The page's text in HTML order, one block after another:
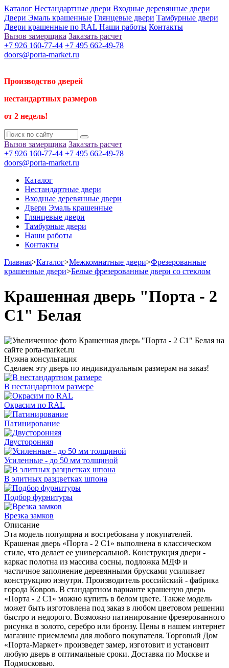
Каталог Нестандартные двери Входные деревянные двери
Двери Эмаль крашенные Глянцевые двери Тамбурные двери
Двери крашенные по RAL Наши работы Контакты
Вызов замерщика Заказать расчет
+7 926 160-77-44 +7 495 662-49-78
doors@porta-market.ru
Производство дверей
нестандартных размеров
от 2 недель!
Вызов замерщика Заказать расчет
+7 926 160-77-44 +7 495 662-49-78
doors@porta-market.ru
Каталог
Нестандартные двери
Входные деревянные двери
Двери Эмаль крашенные
Глянцевые двери
Тамбурные двери
Наши работы
Контакты
Главная>Каталог>Межкомнатные двери>Фрезерованные
крашенные двери>Белые фрезерованные двери со стеклом
Крашенная дверь "Порта - 2
С1" Белая
Нужна консультация
Сделаем эту дверь по индивидуальным размерам на заказ!
В нестандартном размере
Окрасим по RAL
Патинирование
Двусторонняя
Усиленные - до 50 мм толщиной
В элитных разцветках шпона
Подбор фурнитуры
Врезка замков
Описание
Эта модель популярна и востребована у покупателей.
Крашеная дверь «Порта - 2 С1» выполнена в классическом
стиле, что делает ее универсальной. Конструкция двери -
каркас полотна из массива сосны, подложка МДФ и
частичное заполнение деревянными брусками усиливает
конструкцию изнутри. Производитель российский - фабрика
города Ковров. В стандартном варианте крашеную дверь
«Порта - 2 С1» можно купить в белом цвете. Также модель
может быть изготовлена под заказ в любом цветовом решении
быстро и недорого. Возможно патинирование фрезерованного
рисунка в золото, серебро или бронзу. Цены в нашем интернет
магазине приемлемы для любого покупателя. Торговый Дом
«Порта-Маркет» произведет замер, изготовит и установит
любую дверь в оптимальные сроки. Доставка по Москве и
Подмосковью.